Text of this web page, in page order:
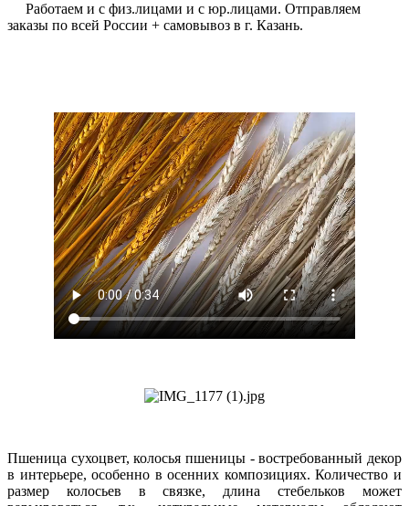
Работаем и с физ.лицами и с юр.лицами. Отправляем
заказы по всей России + самовывоз в г. Казань.
Пшеница сухоцвет, колосья пшеницы - востребованный декор
в интерьере, особенно в осенних композициях. Количество и
размер колосьев в связке, длина стебельков может